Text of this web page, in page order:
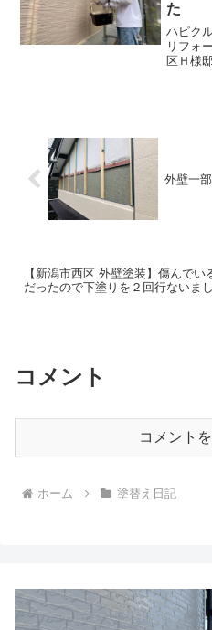
た
ハピク
リフォ
区Ｈ様
外壁一
【新潟市西区 外壁塗装】傷んでい
だったので下塗りを２回行ないまし
コメント
コメント
ホーム 塗替え日記